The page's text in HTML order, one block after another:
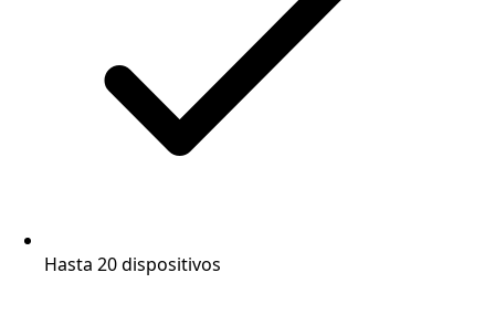
Hasta 20 dispositivos